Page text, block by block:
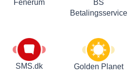
Fenerum
BS
Betalingsservice
SMS.dk Golden Planet